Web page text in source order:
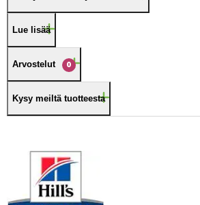
Lue lisää
Arvostelut 0
Kysy meiltä tuotteesta